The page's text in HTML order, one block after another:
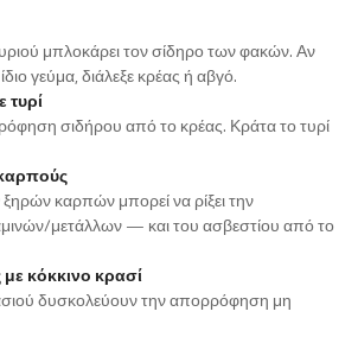
μπλοκάρει τον σίδηρο των φακών. Αν
γεύμα, διάλεξε κρέας ή αβγό.
τυρί
σιδήρου από το κρέας. Κράτα το τυρί
καρπών μπορεί να ρίξει την
μετάλλων — και του ασβεστίου από το
κόκκινο κρασί
δυσκολεύουν την απορρόφηση μη